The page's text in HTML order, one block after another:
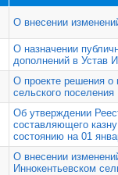
О внесении
О назначении
дополнений в Устав
О проекте решения о
сельского поселения
Об утверждении
составляю­щего
состоянию на 01
О внесении
Иннокентьевском